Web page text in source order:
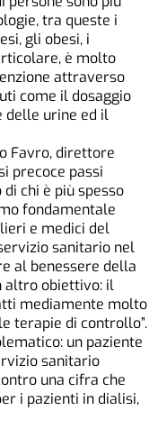
tra queste i
gli obesi, i
è molto
attraverso
come il dosaggio
delle urine ed il
Favro, direttore
precoce passi
chi è più spesso
fondamentale
e medici del
sanitario nel
al benessere della
altro obiettivo: il
mediamente molto
terapie di controllo”.
un paziente
sanitario
una cifra che
i pazienti in dialisi,